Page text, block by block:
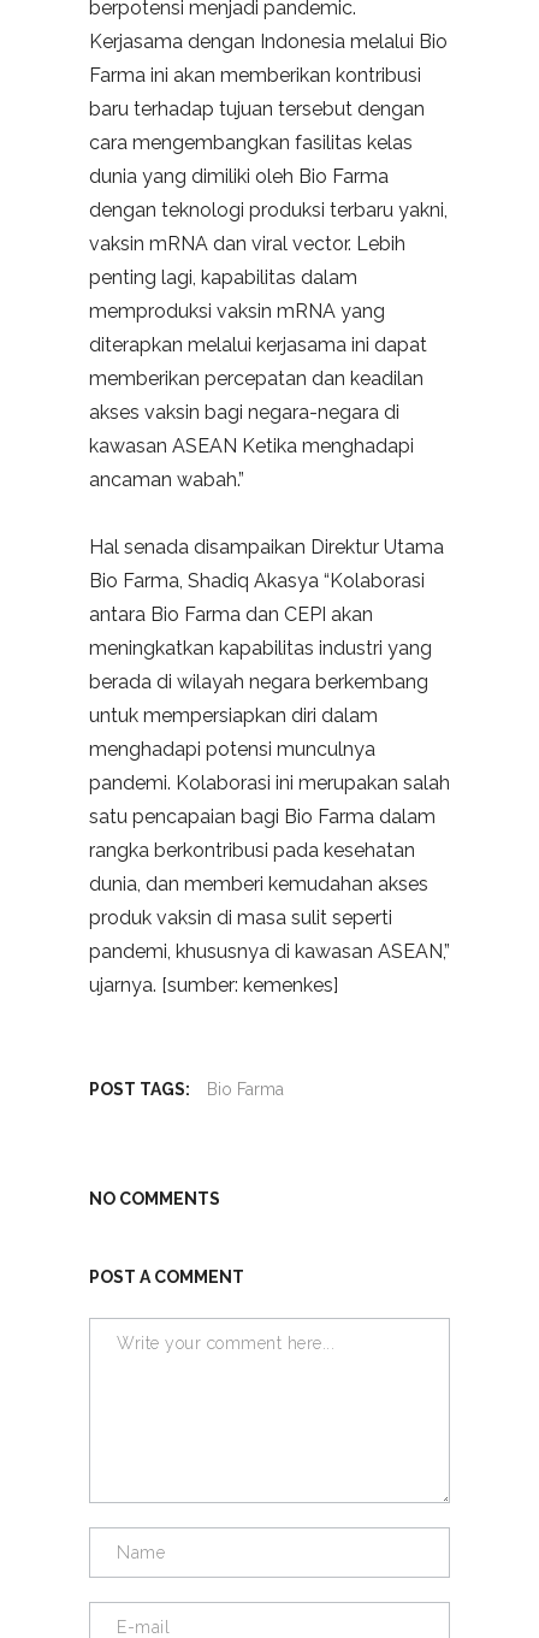
berpotensi menjadi pandemic.
Kerjasama dengan Indonesia melalui Bio
Farma ini akan memberikan kontribusi
baru terhadap tujuan tersebut dengan
cara mengembangkan fasilitas kelas
dunia yang dimiliki oleh Bio Farma
dengan teknologi produksi terbaru yakni,
vaksin mRNA dan viral vector. Lebih
penting lagi, kapabilitas dalam
memproduksi vaksin mRNA yang
diterapkan melalui kerjasama ini dapat
memberikan percepatan dan keadilan
akses vaksin bagi negara-negara di
kawasan ASEAN Ketika menghadapi
ancaman wabah.”
Hal senada disampaikan Direktur Utama
Bio Farma, Shadiq Akasya “Kolaborasi
antara Bio Farma dan CEPI akan
meningkatkan kapabilitas industri yang
berada di wilayah negara berkembang
untuk mempersiapkan diri dalam
menghadapi potensi munculnya
pandemi. Kolaborasi ini merupakan salah
satu pencapaian bagi Bio Farma dalam
rangka berkontribusi pada kesehatan
dunia, dan memberi kemudahan akses
produk vaksin di masa sulit seperti
pandemi, khususnya di kawasan ASEAN,”
ujarnya. [sumber: kemenkes]
POST TAGS: Bio Farma
NO COMMENTS
POST A COMMENT